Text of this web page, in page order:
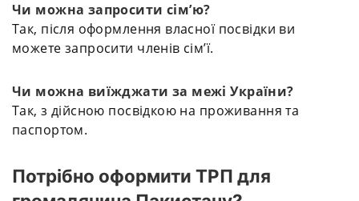
Чи можна запросити сім’ю?
Так, після оформлення власної посвідки ви
можете запросити членів сім’ї.
Чи можна виїжджати за межі України?
Так, з дійсною посвідкою на проживання та
паспортом.
Потрібно оформити ТРП для